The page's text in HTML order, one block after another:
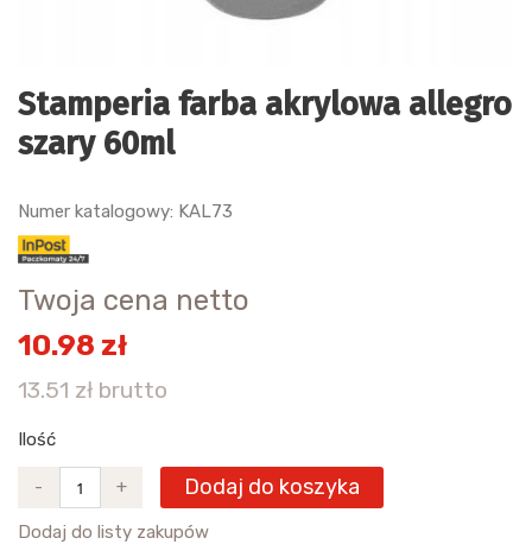
Stamperia farba akrylowa allegro
szary 60ml
Numer katalogowy: KAL73
Twoja cena netto
10.98 zł
13.51 zł brutto
Ilość
- + Dodaj do koszyka
Dodaj do listy zakupów